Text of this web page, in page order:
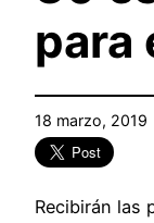
para
18 marzo, 2019
Recibirán las